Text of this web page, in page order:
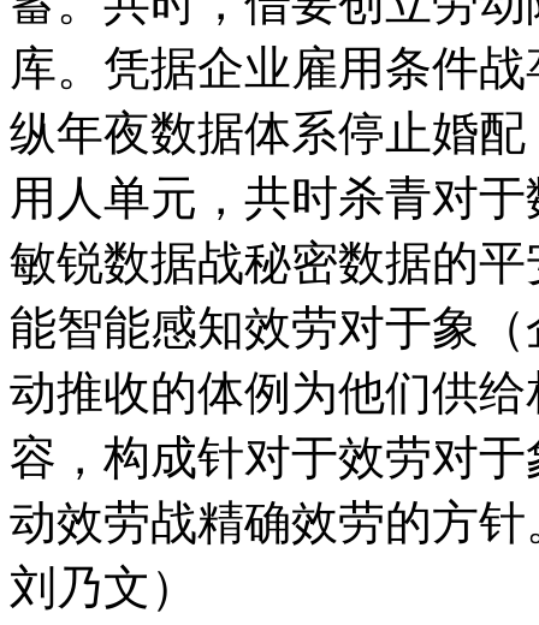
库。凭据企业雇用条件
纵年夜数据体系停止婚
用人单元，共时杀青对
敏锐数据战秘密数据的
能智能感知效劳对于象
动推收的体例为他们供
容，构成针对于效劳对
动效劳战精确效劳的方
刘乃文）